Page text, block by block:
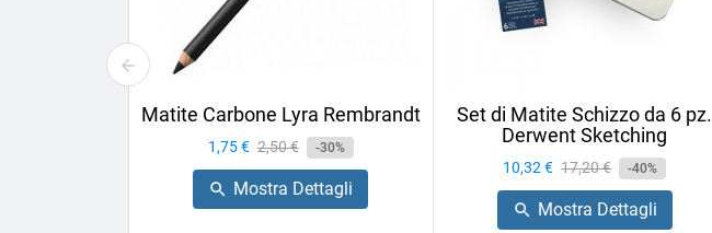
Matite Carbone Lyra Rembrandt
Prezzo
1,75 € Prezzo
base
2,50 € -30%
 Mostra Dettagli
Set di Matite Schizzo da 6 pz.
Derwent Sketching
Prezzo
10,32 € Prezzo
base
17,20 € -40%
 Mostra Dettagli